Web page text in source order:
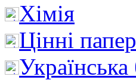
Хімія
Цінні
Українська